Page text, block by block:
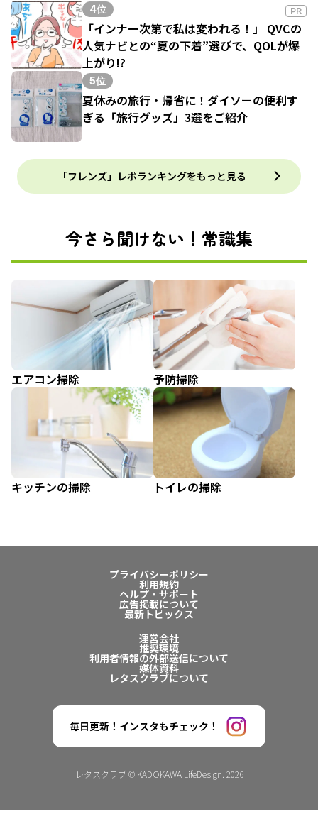
4位 PR
「インナー次第で私は変われる！」 QVCの
人気ナビとの“夏の下着”選びで、QOLが爆
上がり!?
5位
夏休みの旅行・帰省に！ダイソーの便利す
ぎる「旅行グッズ」3選をご紹介
「フレンズ」レポランキングをもっと見る
今さら聞けない！常識集
エアコン掃除 予防掃除
キッチンの掃除 トイレの掃除
プライバシーポリシー
利用規約
ヘルプ・サポート
広告掲載について
最新トピックス
運営会社
推奨環境
利用者情報の外部送信について
媒体資料
レタスクラブについて
毎日更新！インスタもチェック！
レタスクラブ © KADOKAWA LifeDesign. 2026